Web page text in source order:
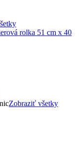
Zobraziť všetky